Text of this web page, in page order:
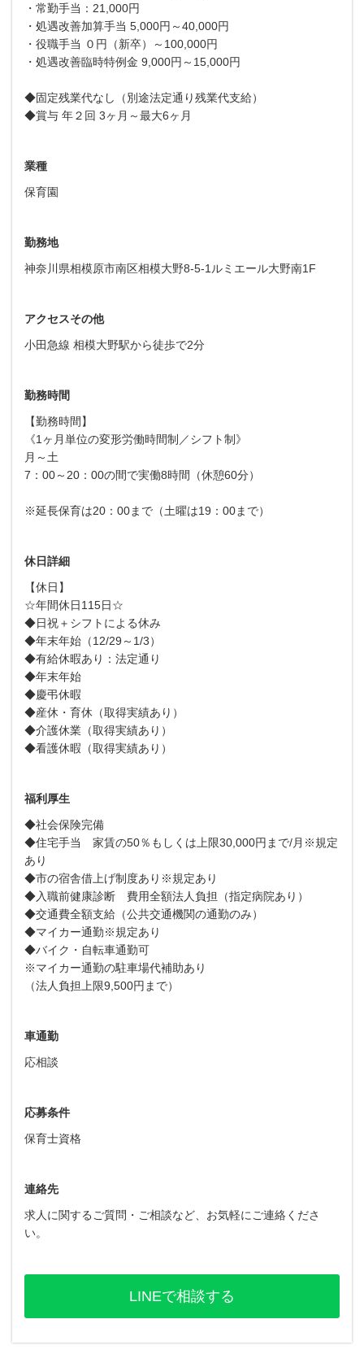
・常勤手当：21,000円
・処遇改善加算手当 5,000円～40,000円
・役職手当 ０円（新卒）～100,000円
・処遇改善臨時特例金 9,000円～15,000円
◆固定残業代なし（別途法定通り残業代支給）
◆賞与 年２回 3ヶ月～最大6ヶ月
業種
保育園
勤務地
神奈川県相模原市南区相模大野8-5-1ルミエール大野南1F
アクセスその他
小田急線 相模大野駅から徒歩で2分
勤務時間
【勤務時間】
《1ヶ月単位の変形労働時間制／シフト制》
月～土
7：00～20：00の間で実働8時間（休憩60分）
※延長保育は20：00まで（土曜は19：00まで）
休日詳細
【休日】
☆年間休日115日☆
◆日祝＋シフトによる休み
◆年末年始（12/29～1/3）
◆有給休暇あり：法定通り
◆年末年始
◆慶弔休暇
◆産休・育休（取得実績あり）
◆介護休業（取得実績あり）
◆看護休暇（取得実績あり）
福利厚生
◆社会保険完備
◆住宅手当 家賃の50％もしくは上限30,000円まで/月※規定
あり
◆市の宿舎借上げ制度あり※規定あり
◆入職前健康診断 費用全額法人負担（指定病院あり）
◆交通費全額支給（公共交通機関の通勤のみ）
◆マイカー通勤※規定あり
◆バイク・自転車通勤可
※マイカー通勤の駐車場代補助あり
（法人負担上限9,500円まで）
車通勤
応相談
応募条件
保育士資格
連絡先
求人に関するご質問・ご相談など、お気軽にご連絡くださ
い。
LINEで相談する